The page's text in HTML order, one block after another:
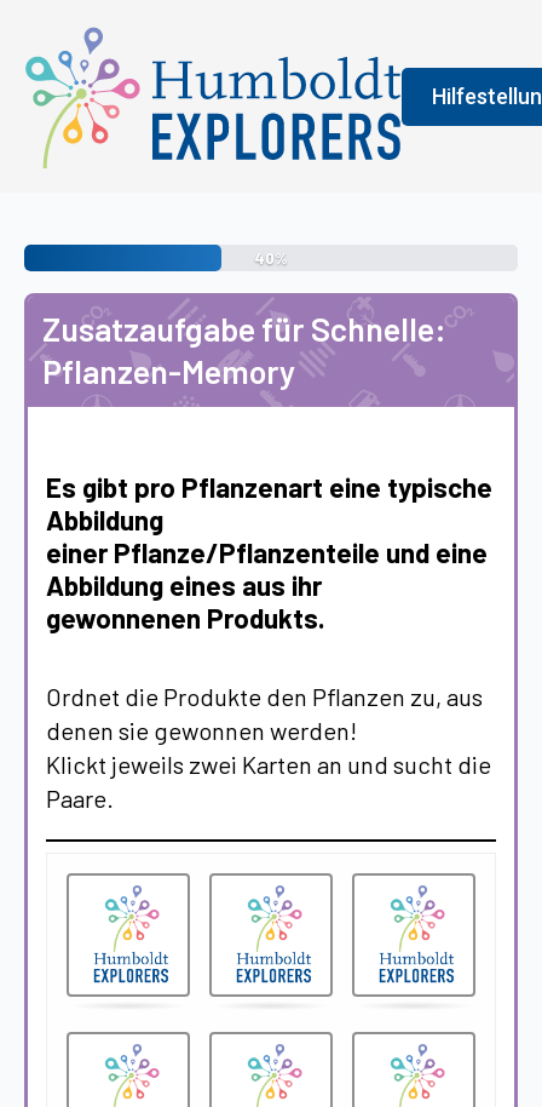
An der
allgemeine
erledigen
vermittelt
40%
Zusatzaufgabe für Schnelle:
Pflanzen-Memory
Es gibt pro Pflanzenart eine typische
Abbildung
einer Pflanze/Pflanzenteile und eine
Abbildung eines aus ihr
gewonnenen Produkts.
Ordnet die Produkte den Pflanzen zu, aus
denen sie gewonnen werden!
Klickt jeweils zwei Karten an und sucht die
Paare.
Memory
Kartenpaare!